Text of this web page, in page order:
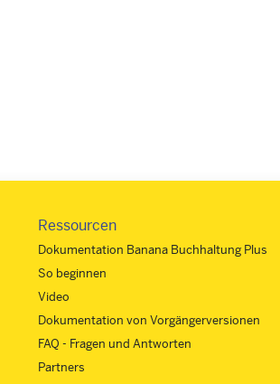
Ressourcen
Dokumentation Banana Buchhaltung Plus
So beginnen
Video
Dokumentation von Vorgängerversionen
FAQ - Fragen und Antworten
Partners